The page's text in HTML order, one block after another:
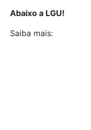
Abaixo a LGU!
Saiba mais: